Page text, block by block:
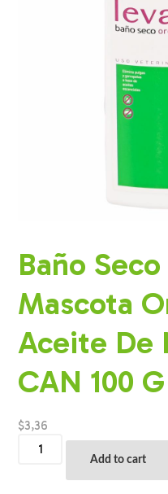
Baño Seco
Mascota
Aceite De
CAN 100 G
$3,36
Seco
Add to cart